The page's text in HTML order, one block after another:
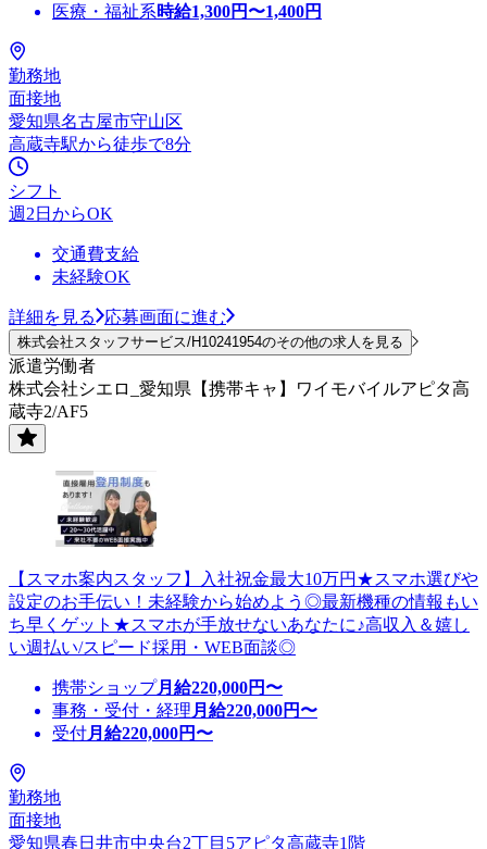
医療・福祉系時給1,300円〜1,400円
勤務地
面接地
愛知県名古屋市守山区
高蔵寺駅から徒歩で8分
シフト
週2日からOK
交通費支給
未経験OK
詳細を見る 応募画面に進む
株式会社スタッフサービス/H10241954のその他の求人を見る
派遣労働者
株式会社シエロ_愛知県【携帯キャ】ワイモバイルアピタ高
蔵寺2/AF5
【スマホ案内スタッフ】入社祝金最大10万円★スマホ選びや
設定のお手伝い！未経験から始めよう◎最新機種の情報もい
ち早くゲット★スマホが手放せないあなたに♪高収入＆嬉し
い週払い/スピード採用・WEB面談◎
携帯ショップ月給220,000円〜
事務・受付・経理 月給220,000円〜
受付月給220,000円〜
勤務地
面接地
愛知県春日井市中央台2丁目5アピタ高蔵寺1階